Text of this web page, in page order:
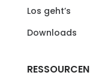
Los geht’s
Downloads
RESSOURCEN